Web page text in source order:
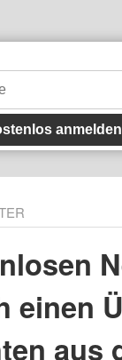
anmelden
einen
aus